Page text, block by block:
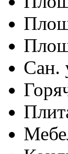
Сан.